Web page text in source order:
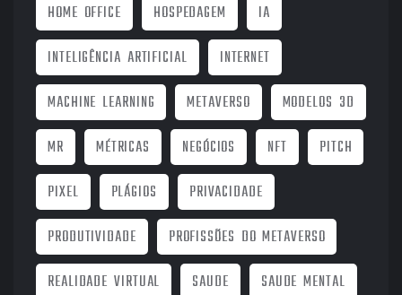
HOME OFFICE
HOSPEDAGEM
IA
INTELIGÊNCIA ARTIFICIAL
INTERNET
MACHINE LEARNING
METAVERSO
MODELOS 3D
MR
MÉTRICAS NEGÓCIOS NFT
PITCH
PIXEL
PLÁGIOS
PRIVACIDADE
PRODUTIVIDADE
PROFISSÕES DO METAVERSO
REALIDADE VIRTUAL
SAUDE
SAUDE MENTAL